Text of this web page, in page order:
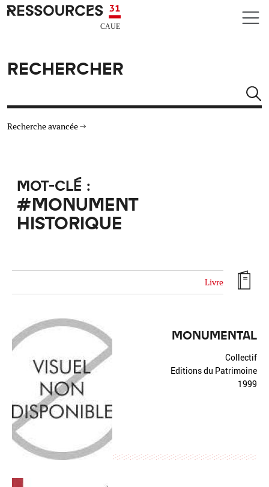
Aller au contenu principal
CAUE RESSOURCES 31
RECHERCHER
Recherche avancée
TYPE DE RESSOURCES
MATÉRIAUX
Fermer la recherche avancée
MOT-CLÉ :
#MONUMENT
HISTORIQUE
Livre
MONUMENTAL
Collectif
Editions du Patrimoine
1999